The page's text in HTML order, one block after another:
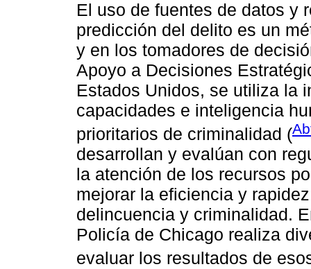
El uso de fuentes de datos y
predicción del delito es un
y en los tomadores de
Apoyo a Decisiones
Estados Unidos, se utiliza la
capacidades e inteligencia
prioritarios de criminalidad (
desarrollan y evalúan con
la atención de los recursos
mejorar la eficiencia y
delincuencia y criminalidad.
Policía de Chicago realiza
evaluar los resultados de